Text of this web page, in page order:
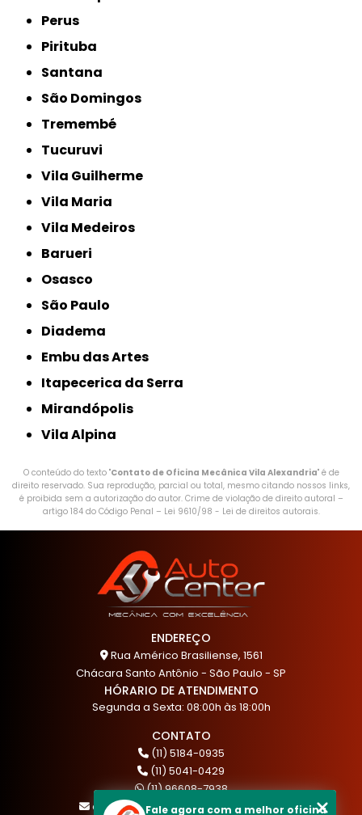
Perus
Pirituba
Santana
São Domingos
Tremembé
Tucuruvi
Vila Guilherme
Vila Maria
Vila Medeiros
Barueri
Osasco
São Paulo
Diadema
Embu das Artes
Itapecerica da Serra
Mirandópolis
Vila Alpina
O conteúdo do texto "Contato de Oficina Mecânica Vila Alexandria" é de
direito reservado. Sua reprodução, parcial ou total, mesmo citando nossos links,
é proibida sem a autorização do autor. Crime de violação de direito autoral –
artigo 184 do Código Penal – Lei 9610/98 - Lei de direitos autorais.
ENDEREÇO
Rua Américo Brasiliense, 1561
Chácara Santo Antônio - São Paulo - SP
HÓRARIO DE ATENDIMENTO
Segunda a Sexta: 08:00h às 18:00h
CONTATO
(11) 5184-0935
(11) 5041-0429
(11) 96608-7938
atendimento@akautocenter.com.br
Fale agora com a melhor oficina